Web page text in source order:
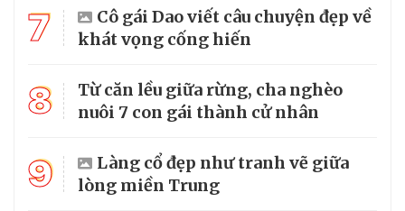
7
Cô gái Dao viết câu chuyện đẹp về
khát vọng cống hiến
8
Từ căn lều giữa rừng, cha nghèo
nuôi 7 con gái thành cử nhân
9
Làng cổ đẹp như tranh vẽ giữa
lòng miền Trung